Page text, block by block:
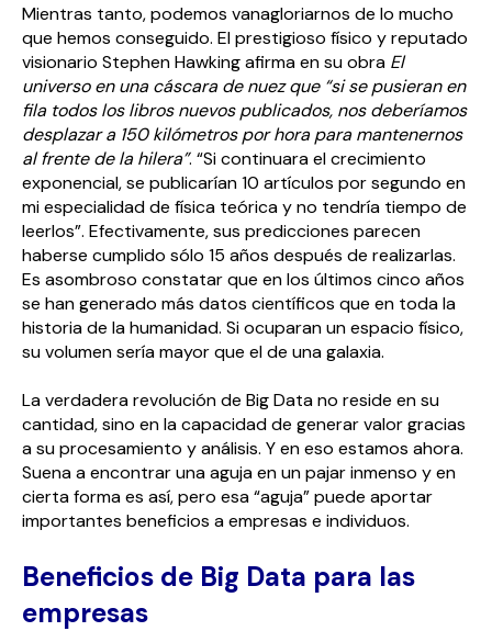
Mientras tanto, podemos vanagloriarnos de lo mucho
que hemos conseguido. El prestigioso físico y reputado
visionario Stephen Hawking afirma en su obra El
universo en una cáscara de nuez que “si se pusieran en
fila todos los libros nuevos publicados, nos deberíamos
desplazar a 150 kilómetros por hora para mantenernos
al frente de la hilera”. “Si continuara el crecimiento
exponencial, se publicarían 10 artículos por segundo en
mi especialidad de física teórica y no tendría tiempo de
leerlos”. Efectivamente, sus predicciones parecen
haberse cumplido sólo 15 años después de realizarlas.
Es asombroso constatar que en los últimos cinco años
se han generado más datos científicos que en toda la
historia de la humanidad. Si ocuparan un espacio físico,
su volumen sería mayor que el de una galaxia.
La verdadera revolución de Big Data no reside en su
cantidad, sino en la capacidad de generar valor gracias
a su procesamiento y análisis. Y en eso estamos ahora.
Suena a encontrar una aguja en un pajar inmenso y en
cierta forma es así, pero esa “aguja” puede aportar
importantes beneficios a empresas e individuos.
Beneficios de Big Data para las
empresas